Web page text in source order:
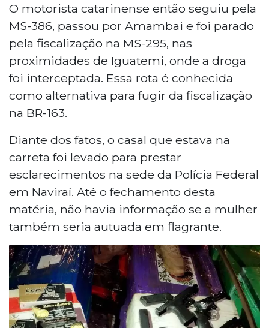
O motorista catarinense então seguiu pela
MS-386, passou por Amambai e foi parado
pela fiscalização na MS-295, nas
proximidades de Iguatemi, onde a droga
foi interceptada. Essa rota é conhecida
como alternativa para fugir da fiscalização
na BR-163.
Diante dos fatos, o casal que estava na
carreta foi levado para prestar
esclarecimentos na sede da Polícia Federal
em Naviraí. Até o fechamento desta
matéria, não havia informação se a mulher
também seria autuada em flagrante.